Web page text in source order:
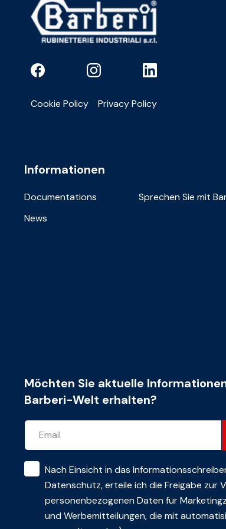
Cookie Policy Privacy Policy
Informationen
Documentations
Sprechen Sie mit
News
Möchten Sie aktuelle
Barberi-Welt erhalten?
Nach Einsicht in das
Datenschutz, erteile ich die Freigabe zur
personenbezogenen Daten für
und Werbemitteilungen, die mit